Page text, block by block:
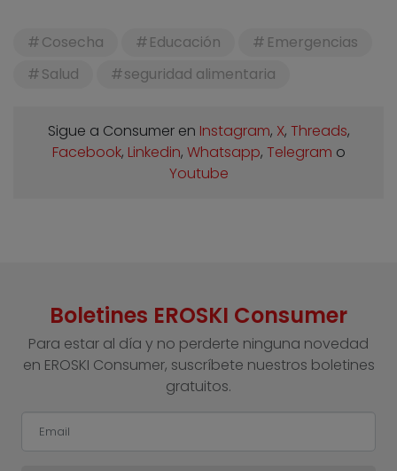
Cosecha Educación
Emergencias
Salud
seguridad alimentaria
Sigue a Consumer en Instagram, X, Threads,
Facebook, Linkedin, Whatsapp, Telegram o
Youtube
Boletines EROSKI Consumer
Para estar al día y no perderte ninguna novedad
en EROSKI Consumer, suscríbete nuestros boletines
gratuitos.